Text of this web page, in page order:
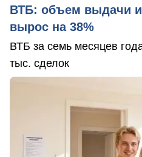
ВТБ: объем выдачи
вырос на 38%
ВТБ за семь месяцев
тыс. сделок